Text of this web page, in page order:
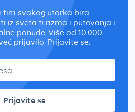
tim svakog utorka bira
iz sveta turizma i putovanja i
ponude. Više od 10.000
prijavilo. Prijavite se.
Prijavite se